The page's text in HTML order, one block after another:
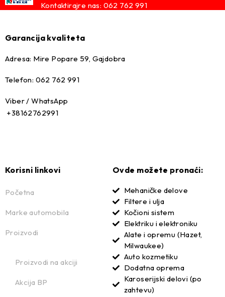
Kontaktirajre nas: 062 762 991
Garancija kvaliteta
Adresa: Mire Popare 59, Gajdobra
Telefon: 062 762 991
Viber / WhatsApp
+38162762991
Korisni linkovi
Početna
Marke automobila
Proizvodi
Proizvodi na akciji
Akcija BP
Ovde možete pronaći:
Mehaničke delove
Filtere i ulja
Kočioni sistem
Elektriku i elektroniku
Alate i opremu (Hazet,
Milwaukee)
Auto kozmetiku
Dodatna oprema
Karoserijski delovi (po
zahtevu)